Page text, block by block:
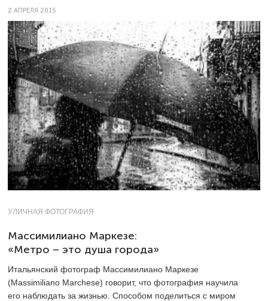
2 АПРЕЛЯ 2015
УЛИЧНАЯ ФОТОГРАФИЯ
Массимилиано Маркезе:
«Метро – это душа города»
Итальянский фотограф Массимилиано Маркезе
(Massimiliano Marchese) говорит, что фотография научила
его наблюдать за жизнью. Способом поделиться с миром